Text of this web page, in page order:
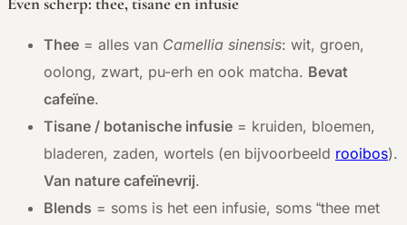
Even scherp: thee, tisane en infusie
Thee = alles van Camellia sinensis: wit, groen,
oolong, zwart, pu-erh en ook matcha. Bevat
cafeïne.
Tisane / botanische infusie = kruiden, bloemen,
bladeren, zaden, wortels (en bijvoorbeeld rooibos).
Van nature cafeïnevrij.
Blends = soms is het een infusie, soms “thee met